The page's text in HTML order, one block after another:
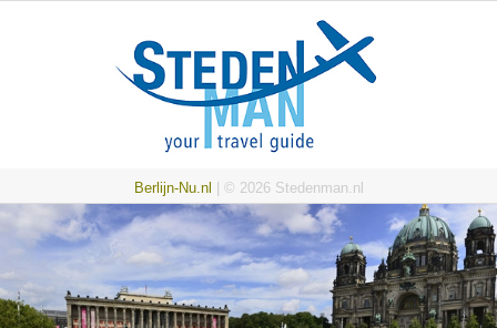
Berlijn-Nu.nl | © 2026 Stedenman.nl